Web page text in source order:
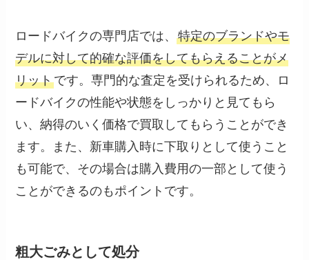
ロードバイクの専門店では、特定のブランドやモ
デルに対して的確な評価をしてもらえることがメ
リットです。専門的な査定を受けられるため、ロ
ードバイクの性能や状態をしっかりと見てもら
い、納得のいく価格で買取してもらうことができ
ます。また、新車購入時に下取りとして使うこと
も可能で、その場合は購入費用の一部として使う
ことができるのもポイントです。
粗大ごみとして処分